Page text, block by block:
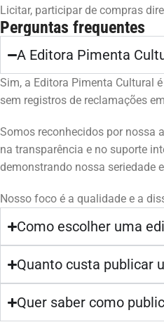
Licitar, participar de compras
Perguntas frequentes
A Editora Pimenta
Sim, a Editora Pimenta Cultural
sem registros de reclamações
Somos reconhecidos por nossa
na transparência e no suporte
demonstrando nossa seriedade
Nosso foco é a qualidade e a
Como escolher uma
Quanto custa publicar
Quer saber como